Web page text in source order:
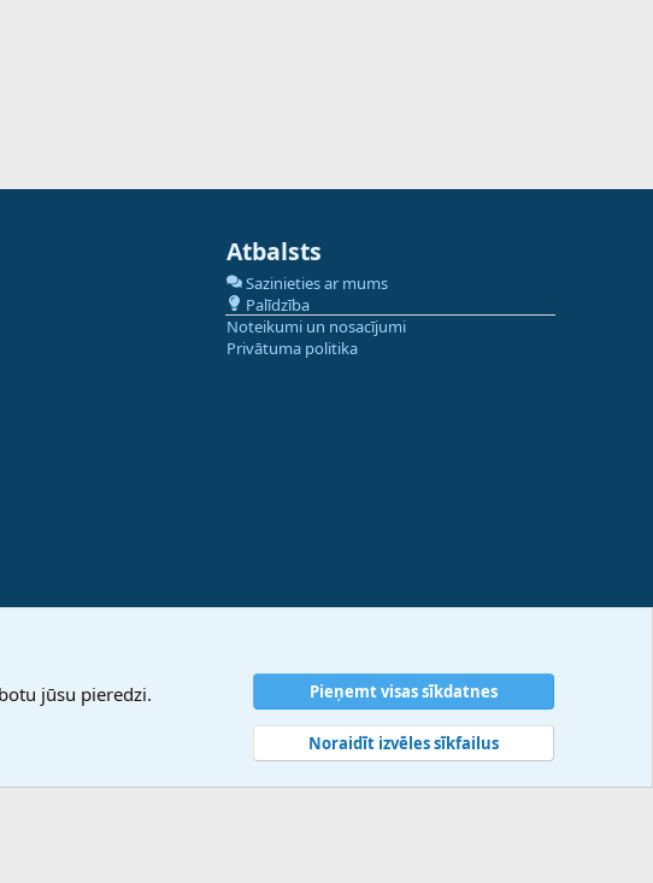
Atbalsts
Sazinieties ar mums
Palīdzība
Noteikumi un nosacījumi
Privātuma politika
jūsu pieredzi.
Pieņemt visas sīkdatnes
Noraidīt izvēles sīkfailus